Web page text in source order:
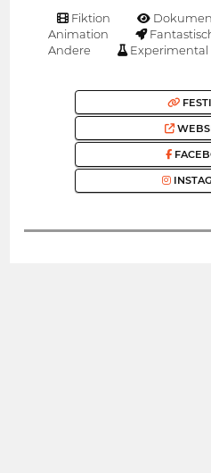
Fiktion
Animation
Andere
Experimental